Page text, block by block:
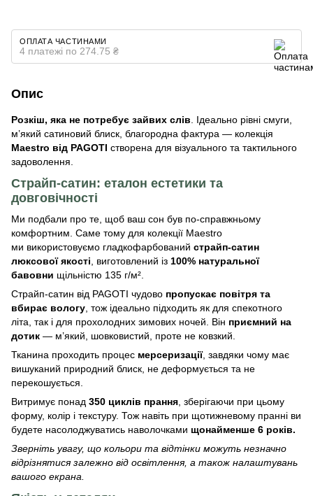
ОПЛАТА ЧАСТИНАМИ
4 платежі по 274.75 ₴
Опис
Розкіш, яка не потребує зайвих слів
Ідеально рівні смуги,
м’який сатиновий блиск, благородна фактура — колекція
Maestro від PAGOTI створена для візуального та тактильного
задоволення.
Страйп-сатин: еталон естетики та
довговічності
Ми подбали про те, щоб ваш сон був по-справжньому
комфортним. Саме тому для колекції Maestro
ми використовуємо гладкофарбований страйп-сатин
люксової якості , виготовлений із 100% натуральної
бавовни щільністю 135 г/м².
Страйп-сатин від PAGOTI чудово пропускає повітря та
вбирає вологу , тож ідеально підходить як для спекотного
літа, так і для прохолодних зимових ночей. Він приємний на
дотик — м’який, шовковистий, проте не ковзкий.
Тканина проходить процес мерсеризації, завдяки чому має
вишуканий природний блиск, не деформується та не
перекошується.
Витримує понад 350 циклів прання , зберігаючи при цьому
форму, колір і текстуру. Тож навіть при щотижневому пранні ви
будете насолоджуватись наволочками щонайменше 6 років.
Зверніть увагу, що кольори та відтінки можуть незначно
відрізнятися залежно від освітлення, а також налаштувань
вашого екрана.